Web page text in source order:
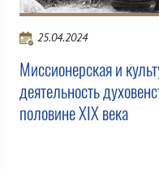
25.04.2024
Миссионерская и
деятельность
половине ХIХ века